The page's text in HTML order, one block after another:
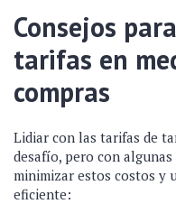
Consejos
tarifas en
compras
Lidiar con las tarifas de
desafío, pero con
minimizar estos costos y
eficiente: